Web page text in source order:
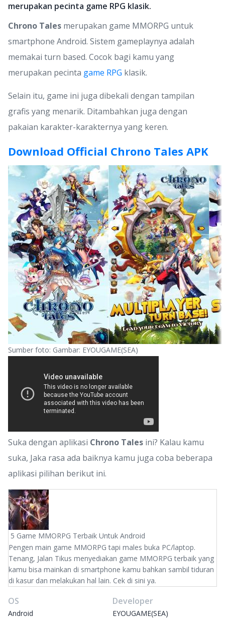
merupakan pecinta game RPG klasik.
Chrono Tales merupakan game MMORPG untuk
smartphone Android. Sistem gameplaynya adalah
memakai turn based. Cocok bagi kamu yang
merupakan pecinta game RPG klasik.
Selain itu, game ini juga dibekali dengan tampilan
grafis yang menarik. Ditambahkan juga dengan
pakaian karakter-karakternya yang keren.
Download Official Chrono Tales APK
Sumber foto: Gambar: EYOUGAME(SEA)
Suka dengan aplikasi Chrono Tales ini? Kalau kamu
suka, Jaka rasa ada baiknya kamu juga coba beberapa
aplikasi pilihan berikut ini.
5 Game MMORPG Terbaik Untuk Android
Pengen main game MMORPG tapi males buka PC/laptop.
Tenang, Jalan Tikus menyediakan game MMORPG terbaik yang
kamu bisa mainkan di smartphone kamu bahkan sambil tiduran
di kasur dan melakukan hal lain. Cek di sini ya.
OS
Android
Developer
EYOUGAME(SEA)